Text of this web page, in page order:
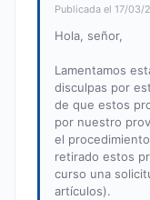
Publicada el 17/03/
Hola, señor,
Lamentamos
disculpas por
de que estos
por nuestro
el
retirado estos
curso una
artículos).